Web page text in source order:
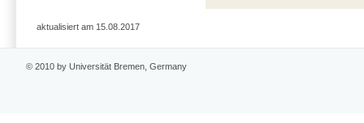
aktualisiert am 15.08.2017
© 2010 by Universität Bremen, Germany